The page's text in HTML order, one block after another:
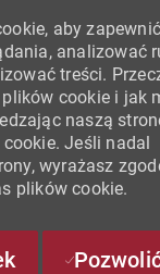
aby
analizować
treści.
cookie i jak
naszą
Jeśli nadal
wyrażasz
plików cookie.